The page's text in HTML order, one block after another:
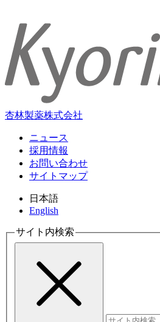
杏林製薬株式会社
ニュース
採用情報
お問い合わせ
サイトマップ
日本語
English
サイト内検索